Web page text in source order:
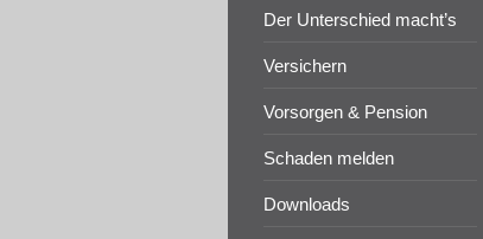
Der Unterschied macht’s
Versichern
Vorsorgen & Pension
Schaden melden
Downloads